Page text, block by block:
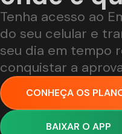
Tenha acesso ao
do seu celular e
seu dia em tempo
conquistar a
CONHEÇA OS
BAIXAR O APP